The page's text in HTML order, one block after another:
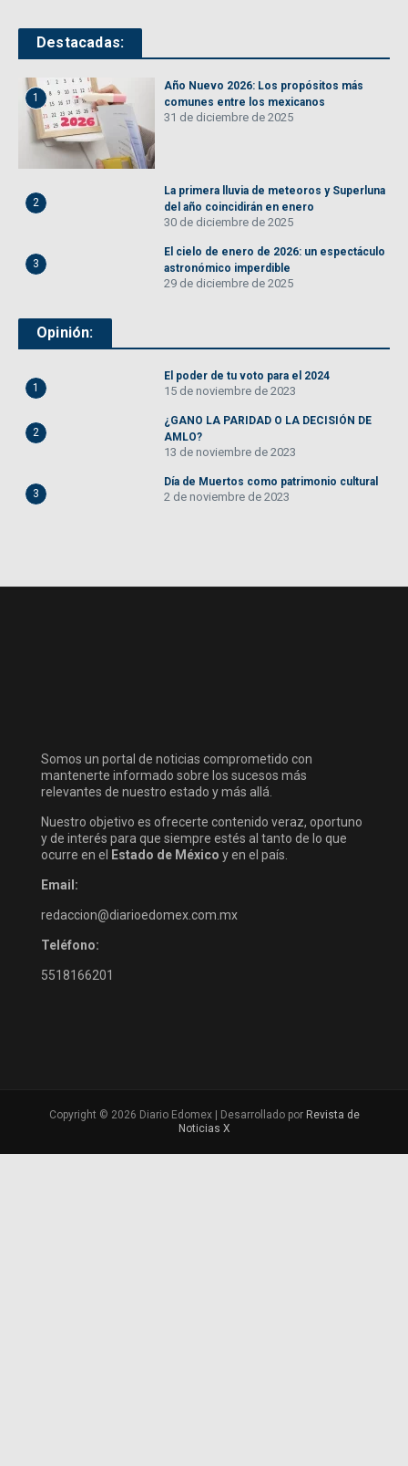
Destacadas:
1
Año Nuevo 2026: Los propósitos más
comunes entre los mexicanos
31 de diciembre de 2025
2
La primera lluvia de meteoros y Superluna
del año coincidirán en enero
30 de diciembre de 2025
3
El cielo de enero de 2026: un espectáculo
astronómico imperdible
29 de diciembre de 2025
Opinión:
1
El poder de tu voto para el 2024
15 de noviembre de 2023
2
¿GANO LA PARIDAD O LA DECISIÓN DE
AMLO?
13 de noviembre de 2023
3
Día de Muertos como patrimonio cultural
2 de noviembre de 2023
Somos un portal de noticias comprometido con
mantenerte informado sobre los sucesos más
relevantes de nuestro estado y más allá.
Nuestro objetivo es ofrecerte contenido veraz, oportuno
y de interés para que siempre estés al tanto de lo que
ocurre en el
Estado de México y en el país.
Email:
redaccion@diarioedomex.com.mx
Teléfono:
5518166201
Copyright © 2026 Diario Edomex | Desarrollado por Revista de
Noticias X